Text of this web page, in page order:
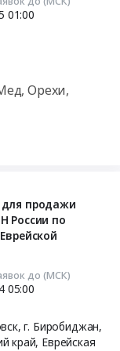
01:00
Орехи,
для продажи
России по
до (МСК)
05:00
край, Еврейская